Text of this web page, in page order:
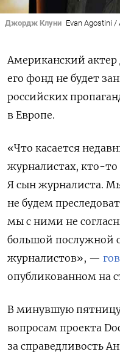
Джордж Клуни Evan Agostini /
Американский
его фонд не будет
российских
в Европе.
«Что касается
журналистах, кто-
Я сын журналиста.
не будем
мы с ними не
большой послужной
журналистов», —
опубликованном на
В минувшую
вопросам проекта
за справедливость